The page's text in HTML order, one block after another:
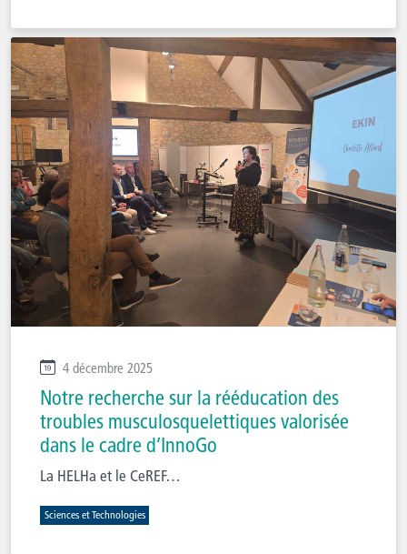
4 décembre 2025
Notre recherche sur la rééducation des
troubles musculosquelettiques valorisée
dans le cadre d’InnoGo
La HELHa et le CeREF…
Sciences et Technologies